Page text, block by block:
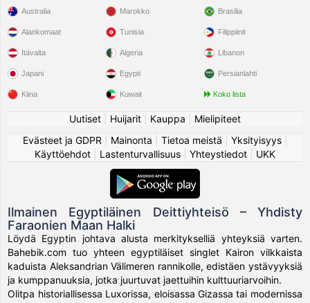
Australia
Alankomaat
Itävalta
Japani
Kiina
Marokko
Tunisia
Algeria
Egypti
Kuwait
Brasilia
Filippiinit
Libanon
Persianlahti
Koko lista
Uutiset Huijarit Kauppa
Mielipiteet
Evästeet ja GDPR
Mainonta Tietoa meistä Yksityisyys|
Käyttöehdot
Lastenturvallisuus Yhteystiedot UKK
Ilmainen Egyptiläinen Deittiyhteisö – Yhdisty
Faraonien Maan Halki
Löydä Egyptin johtava alusta merkitykselliä yhteyksiä varten.
Bahebik.com tuo yhteen egyptiläiset singlet Kairon vilkkaista
kaduista Aleksandrian Välimeren rannikolle, edistäen ystävyyksiä
ja kumppanuuksia, jotka juurtuvat jaettuihin kulttuuriarvoihin.
Olitpa historiallisessa Luxorissa, eloisassa Gizassa tai modernissa